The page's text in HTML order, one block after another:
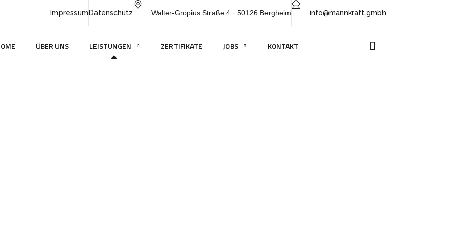
Impressum Datenschutz Walter-Gropius Straße 4 · 50126 Bergheim info@mannkraft.gmbh
ÜBER UNS LEISTUNGEN ZERTIFIKATE JOBS KONTAKT